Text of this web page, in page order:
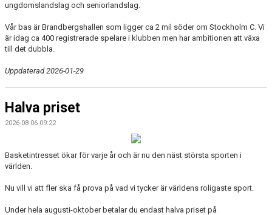
ungdomslandslag och seniorlandslag.
Vår bas är Brandbergshallen som ligger ca 2 mil söder om Stockholm C. Vi
är idag ca 400 registrerade spelare i klubben men har ambitionen att växa
till det dubbla.
Uppdaterad 2026-01-29
Halva priset
2026-08-06 09:22
Basketintresset ökar för varje år och är nu den näst största sporten i
världen.
Nu vill vi att fler ska få prova på vad vi tycker är världens roligaste sport.
Under hela augusti-oktober betalar du endast halva priset på